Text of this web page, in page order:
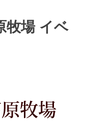
牧場 イベ